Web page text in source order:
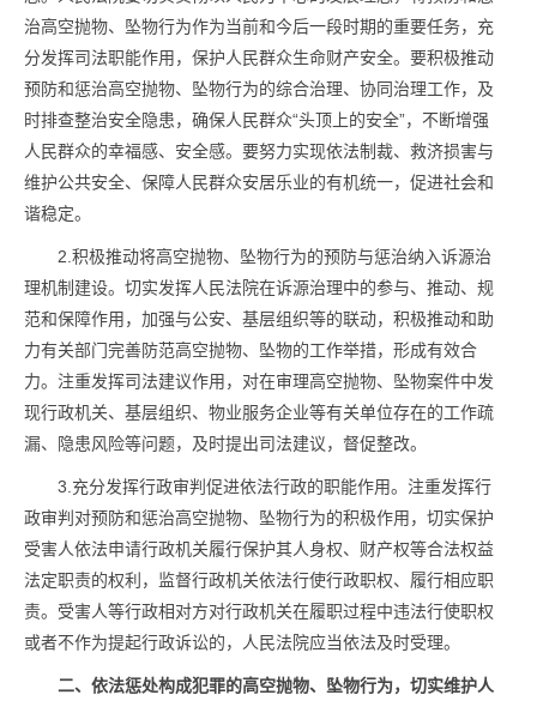
治高空抛物、坠物行为作为当前和今后一段时期的重要任务，充
分发挥司法职能作用，保护人民群众生命财产安全。要积极推动
预防和惩治高空抛物、坠物行为的综合治理、协同治理工作，及
时排查整治安全隐患，确保人民群众“头顶上的安全”，不断增强
人民群众的幸福感、安全感。要努力实现依法制裁、救济损害与
维护公共安全、保障人民群众安居乐业的有机统一，促进社会和
谐稳定。
2.积极推动将高空抛物、坠物行为的预防与惩治纳入诉源治
理机制建设。切实发挥人民法院在诉源治理中的参与、推动、规
范和保障作用，加强与公安、基层组织等的联动，积极推动和助
力有关部门完善防范高空抛物、坠物的工作举措，形成有效合
力。注重发挥司法建议作用，对在审理高空抛物、坠物案件中发
现行政机关、基层组织、物业服务企业等有关单位存在的工作疏
漏、隐患风险等问题，及时提出司法建议，督促整改。
3.充分发挥行政审判促进依法行政的职能作用。注重发挥行
政审判对预防和惩治高空抛物、坠物行为的积极作用，切实保护
受害人依法申请行政机关履行保护其人身权、财产权等合法权益
法定职责的权利，监督行政机关依法行使行政职权、履行相应职
责。受害人等行政相对方对行政机关在履职过程中违法行使职权
或者不作为提起行政诉讼的，人民法院应当依法及时受理。
二、依法惩处构成犯罪的高空抛物、坠物行为，切实维护人